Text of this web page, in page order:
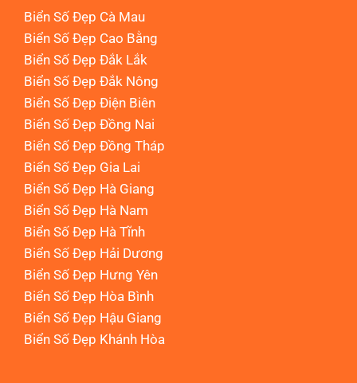
Biển Số Đẹp Cà Mau
Biển Số Đẹp Cao Bằng
Biển Số Đẹp Đắk Lắk
Biển Số Đẹp Đắk Nông
Biển Số Đẹp Điện Biên
Biển Số Đẹp Đồng Nai
Biển Số Đẹp Đồng Tháp
Biển Số Đẹp Gia Lai
Biển Số Đẹp Hà Giang
Biển Số Đẹp Hà Nam
Biển Số Đẹp Hà Tĩnh
Biển Số Đẹp Hải Dương
Biển Số Đẹp Hưng Yên
Biển Số Đẹp Hòa Bình
Biển Số Đẹp Hậu Giang
Biển Số Đẹp Khánh Hòa